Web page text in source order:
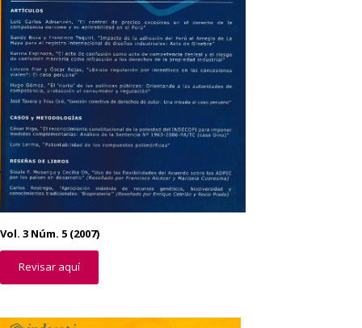
Vol. 3 Núm. 5 (2007)
Revisar aquí